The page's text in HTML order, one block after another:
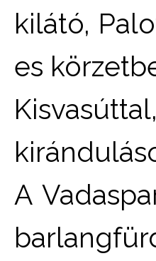
kilátó,
es
A